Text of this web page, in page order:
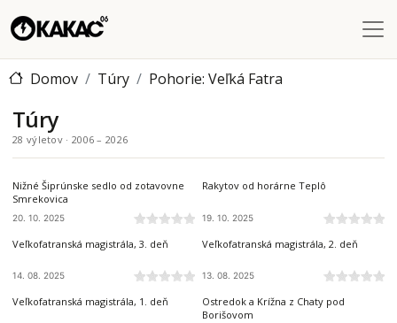
Domov Túry Pohorie: Veľká Fatra
Túry
28 výletov · 2006 – 2026
VEĽKÁ FATRA
Nižné Šiprúnske sedlo od zotavovne
Smrekovica
20. 10. 2025
VEĽKÁ FATRA
Rakytov od horárne Teplô
19. 10. 2025
VEĽKÁ FATRA
Veľkofatranská magistrála, 3. deň
14. 08. 2025
VEĽKÁ FATRA
Veľkofatranská magistrála, 2. deň
13. 08. 2025
VEĽKÁ FATRA
Veľkofatranská magistrála, 1. deň
VEĽKÁ FATRA
Ostredok a Krížna z Chaty pod
Borišovom